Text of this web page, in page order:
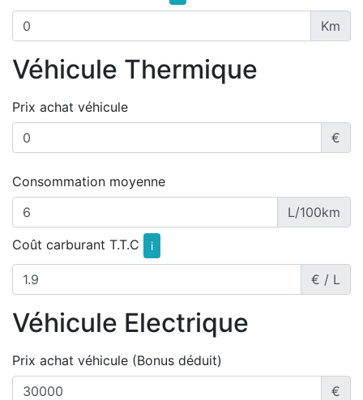
Km
Véhicule Thermique
Prix achat véhicule
€
Consommation moyenne
L/100km
Coût carburant T.T.C
i
€ / L
Véhicule Electrique
Prix achat véhicule (Bonus déduit)
€